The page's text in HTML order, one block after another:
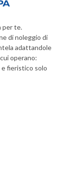
per te.
di noleggio di
adattandole
operano:
fieristico solo